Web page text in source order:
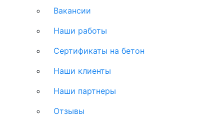
Вакансии
Наши работы
Сертификаты на бетон
Наши клиенты
Наши партнеры
Отзывы